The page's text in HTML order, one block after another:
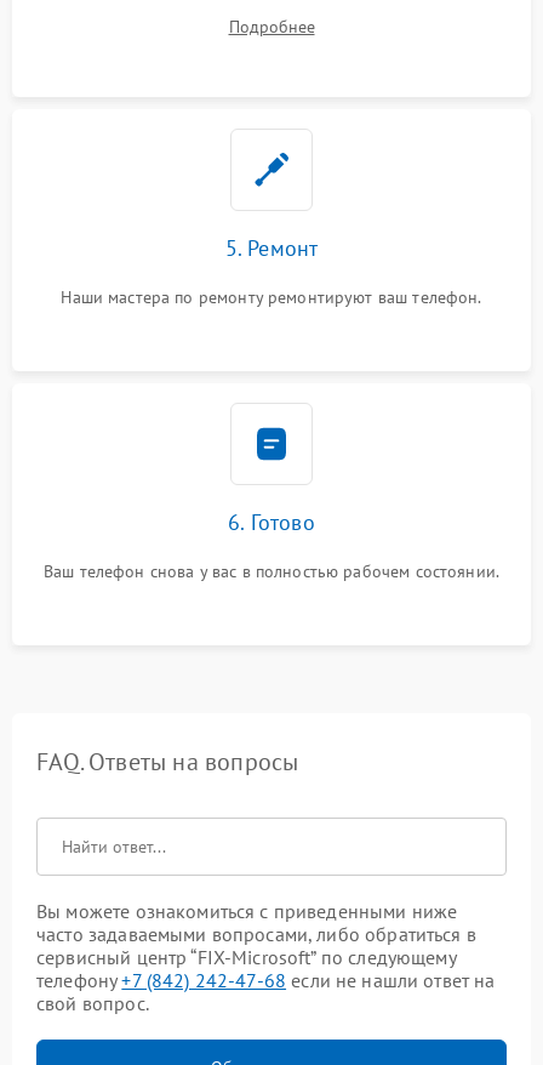
Подробнее
5. Ремонт
Наши мастера по ремонту ремонтируют ваш телефон.
6. Готово
Ваш телефон снова у вас в полностью рабочем состоянии.
FAQ. Ответы на вопросы
Вы можете ознакомиться с приведенными ниже
часто задаваемыми вопросами, либо обратиться в
сервисный центр “FIX-Microsoft” по следующему
телефону+7 (842) 242-47-68 если не нашли ответ на
свой вопрос.